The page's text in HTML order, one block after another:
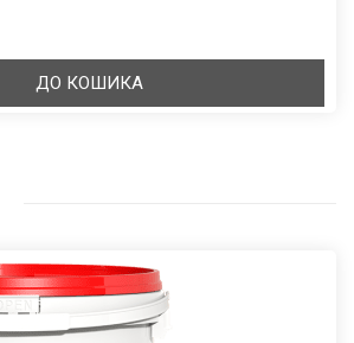
ДО КОШИКА